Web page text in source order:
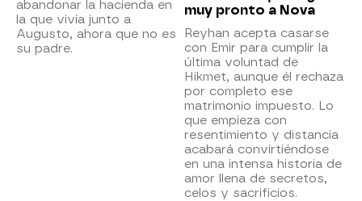
abandonar la hacienda en
la que vivía junto a
Augusto, ahora que no es
su padre.
muy pronto a Nova
Reyhan acepta casarse
con Emir para cumplir la
última voluntad de
Hikmet, aunque él rechaza
por completo ese
matrimonio impuesto. Lo
que empieza con
resentimiento y distancia
acabará convirtiéndose
en una intensa historia de
amor llena de secretos,
celos y sacrificios.